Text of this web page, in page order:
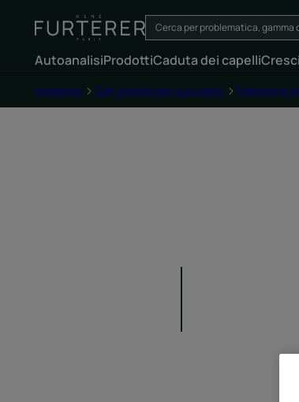
AutoanalisiProdottiCaduta dei capelli
Homepage Tutti i prodotti per i tuoi capelli Trattamenti